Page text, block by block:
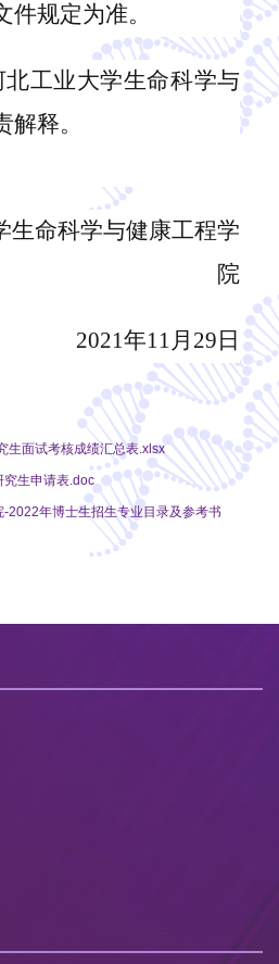
件规定为准。
工业大学生命科学与
解释。
生命科学与健康工程学
院
2021年11月29 日
生面试考核成绩汇总表.xlsx
究生申请表.doc
2022年博士生招生专业目录及参考书